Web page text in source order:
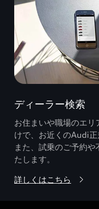
ディーラー検索
お住まいや職場のエ
けで、お近くのAudi正
また、試乗のご予約
たします。
詳しくはこちら